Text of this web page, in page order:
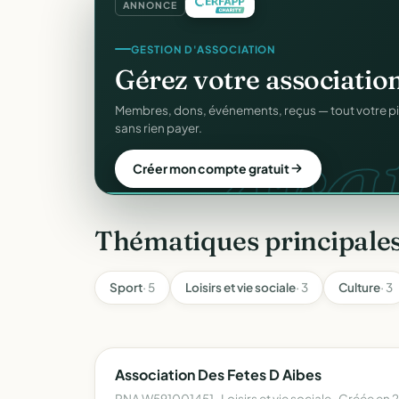
ANNONCE
GESTION D'ASSOCIATION
Gérez votre
Membres, dons, événements, reçus — tout votre
sans rien payer.
Créer mon compte gratuit
CRM ASSOCIATIF
UnCRM completpour
Fiches donateurs, historique des dons, relances,
fichiers Excel.
Découvrir le CRM gratuit
Thématiques
Sport· 5 Loisirs et vie sociale· 3 Culture· 3
Association Des Fetes D Aibes